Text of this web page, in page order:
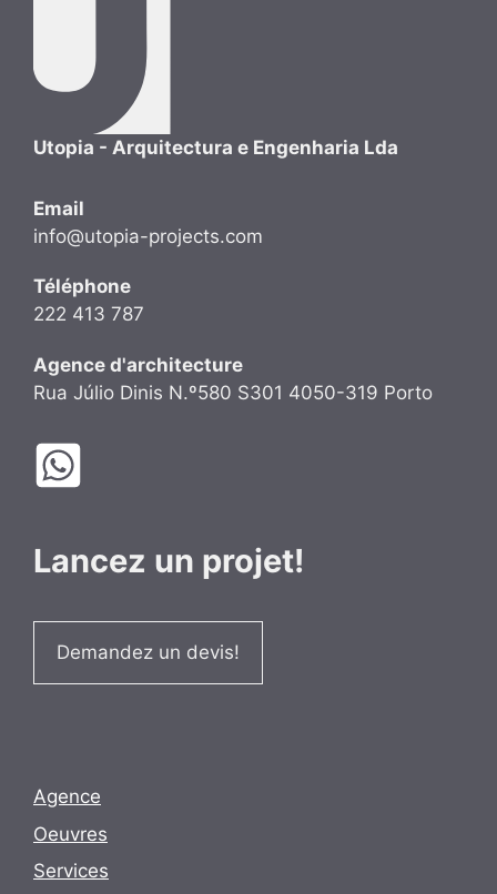
Utopia - Arquitectura e Engenharia Lda
Email
info@utopia-projects.com
Téléphone
222 413 787
Agence d'architecture
Rua Júlio Dinis N.º580 S301 4050-319 Porto
Lancez un projet!
Demandez un devis!
Agence
Oeuvres
Services